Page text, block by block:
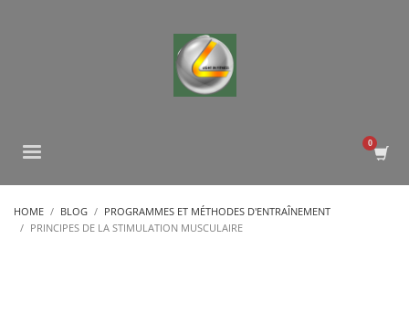
HOME BLOG
PROGRAMMES ET MÉTHODES D'ENTRAÎNEMENT
PRINCIPES DE LA STIMULATION MUSCULAIRE